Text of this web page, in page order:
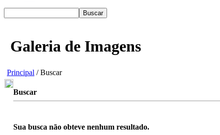
Galeria de Imagens
Principal / Buscar
Buscar
Sua busca não obteve nenhum resultado.